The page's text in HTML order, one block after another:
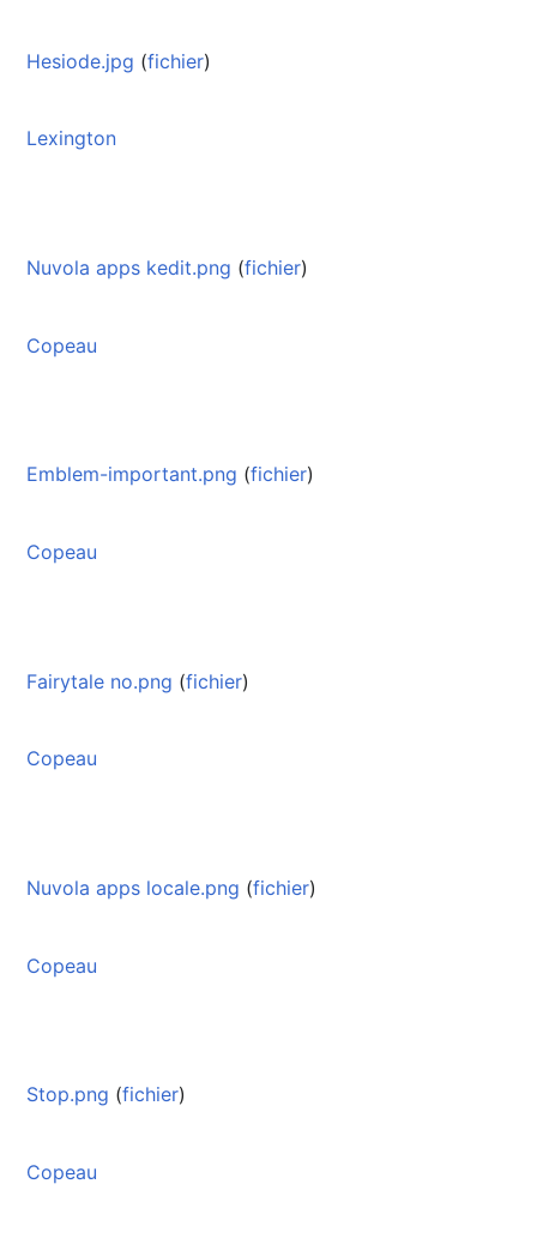
Hesiode.jpg (fichier)
Lexington
Nuvola apps kedit.png (fichier)
Copeau
Emblem-important.png (fichier)
Copeau
Fairytale no.png (fichier)
Copeau
Nuvola apps locale.png (fichier)
Copeau
Stop.png (fichier)
Copeau